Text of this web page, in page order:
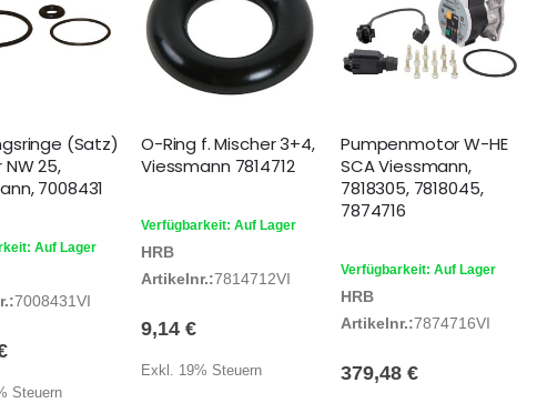
(Satz)
25,
7008431
Auf Lager
7008431VI
Steuern
O-Ring f. Mischer 3+4,
Viessmann 7814712
Verfügbarkeit: Auf Lager
HRB
Artikelnr.:7814712VI
9,14 €
Exkl. 19% Steuern
Pumpenmotor W-HE
SCA Viessmann,
7818305, 7818045,
7874716
Verfügbarkeit: Auf Lager
HRB
Artikelnr.:7874716VI
379,48 €